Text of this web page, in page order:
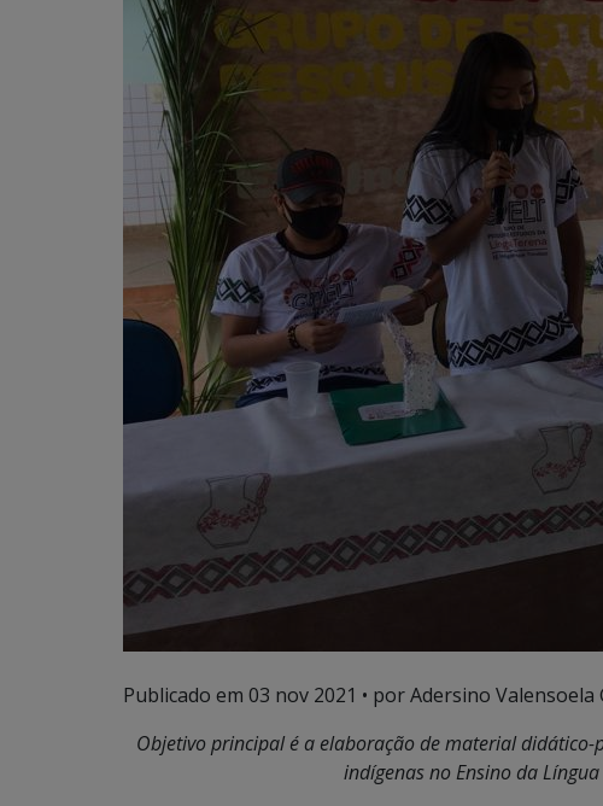
Publicado em 03 nov 2021 • por Adersino Valensoela
Objetivo principal é a elaboração de material
indígenas no Ensino da